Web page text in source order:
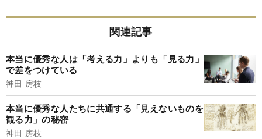
関連記事
本当に優秀な人は「考える力」よりも「見る力」
で差をつけている
神田 房枝
本当に優秀な人たちに共通する「見えないものを
観る力」の秘密
神田 房枝